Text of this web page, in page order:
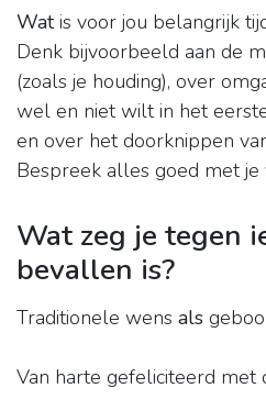
Watis voor jou belangrijk
Denk bijvoorbeeld aan de
(zoals je houding), over
wel en niet wilt in het
en over het doorknippen
Bespreek alles goed met je
Wat zeg je tegen
bevallen is?
Traditionele wens als
Van harte gefeliciteerd met